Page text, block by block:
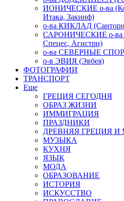
ИОНИЧЕСКИЕ о-ва
Итака, Закинф)
о-ва КИКЛАД
САРОНИЧЕСКИЕ о-ва
Спецес, Агистри)
о-ва СЕВЕРНЫЕ
о-в ЭВИЯ (Эвбея)
ФОТОГРАФИИ
ТРАНСПОРТ
Еще
ГРЕЦИЯ СЕГОДНЯ
ОБРАЗ ЖИЗНИ
ИММИГРАЦИЯ
ПРАЗДНИКИ
ДРЕВНЯЯ ГРЕЦИЯ
МУЗЫКА
КУХНЯ
ЯЗЫК
МОДА
ОБРАЗОВАНИЕ
ИСТОРИЯ
ИСКУССТВО